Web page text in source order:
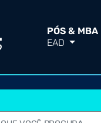
PÓS & MBA
EAD